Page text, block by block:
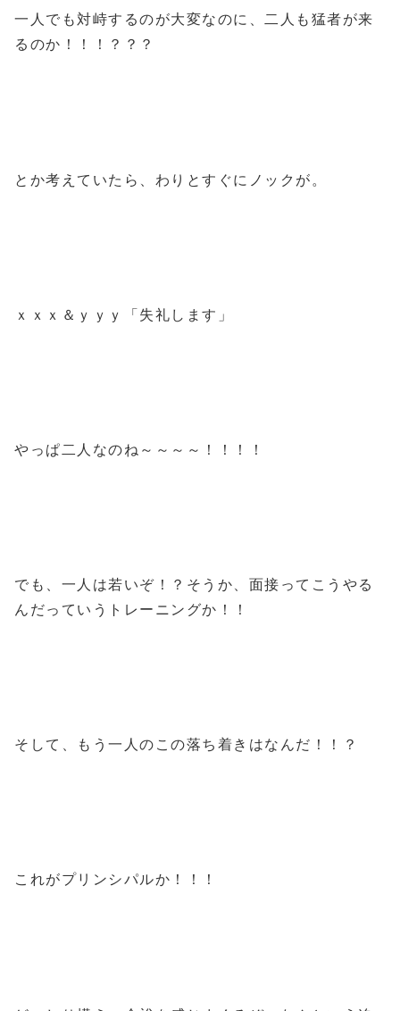
一人でも対峙するのが大変なのに、二人も猛者が来
るのか！！！？？？
とか考えていたら、わりとすぐにノックが。
ｘｘｘ＆ｙｙｙ「失礼します」
やっぱ二人なのね～～～～！！！！
でも、一人は若いぞ！？そうか、面接ってこうやる
んだっていうトレーニングか！！
そして、もう一人のこの落ち着きはなんだ！！？
これがプリンシパルか！！！